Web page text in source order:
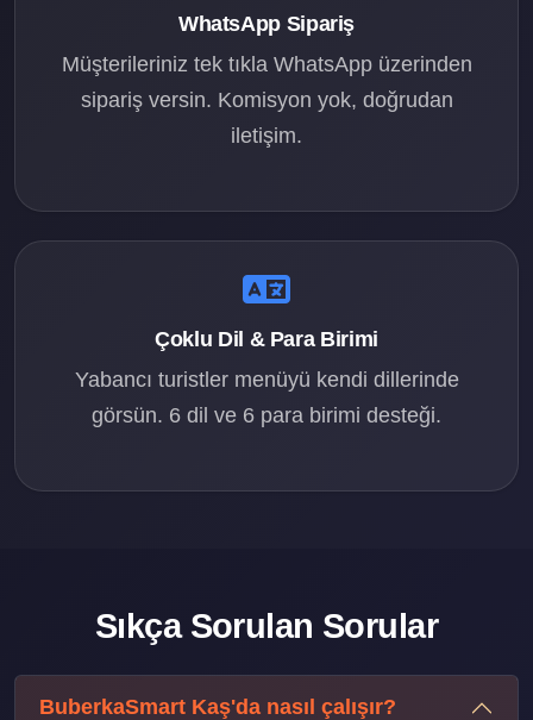
WhatsApp Sipariş
Müşterileriniz tek tıkla WhatsApp üzerinden
sipariş versin. Komisyon yok, doğrudan
iletişim.
Çoklu Dil & Para Birimi
Yabancı turistler menüyü kendi dillerinde
görsün. 6 dil ve 6 para birimi desteği.
Sıkça Sorulan Sorular
BuberkaSmart Kaş'da nasıl çalışır?